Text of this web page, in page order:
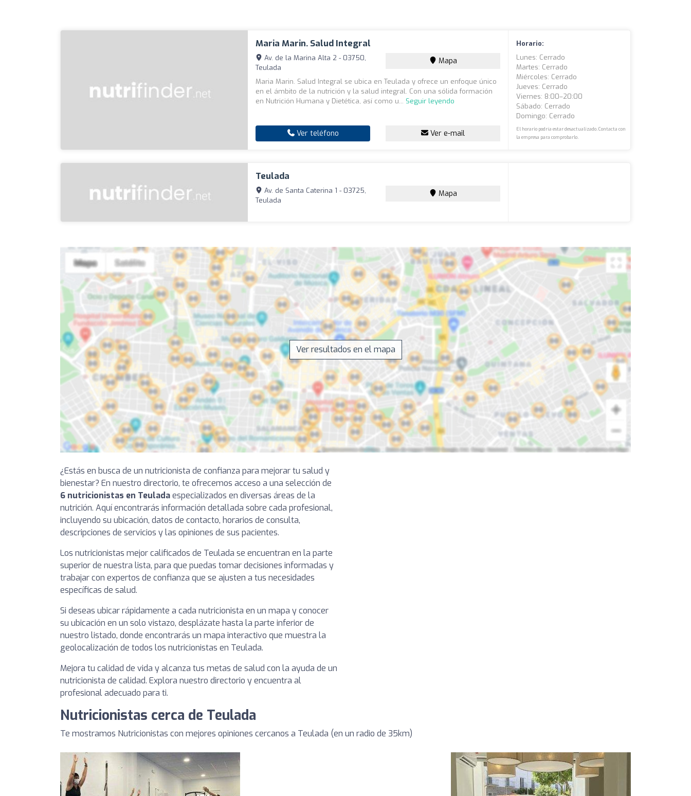
Maria Marin. Salud Integral
Av. de la Marina Alta 2 - 03750,
Teulada
Mapa
Maria Marin. Salud Integral se ubica en Teulada y ofrece un enfoque único
en el ámbito de la nutrición y la salud integral. Con una sólida formación
en Nutrición Humana y Dietética, así como u... Seguir leyendo
Ver teléfono Ver e-mail
Horario:
Lunes: Cerrado
Martes: Cerrado
Miércoles: Cerrado
Jueves: Cerrado
Viernes: 8:00–20:00
Sábado: Cerrado
Domingo: Cerrado
El horario podría estar desactualizado. Contacta con
la empresa para comprobarlo.
Teulada
Av. de Santa Caterina 1 - 03725,
Teulada
Mapa
Ver resultados en el mapa
¿Estás en busca de un nutricionista de confianza para mejorar tu salud y
bienestar? En nuestro directorio, te ofrecemos acceso a una selección de
6 nutricionistas en Teuladaespecializados en diversas áreas de la
nutrición. Aquí encontrarás información detallada sobre cada profesional,
incluyendo su ubicación, datos de contacto, horarios de consulta,
descripciones de servicios y las opiniones de sus pacientes.
Los nutricionistas mejor calificados de Teulada se encuentran en la parte
superior de nuestra lista, para que puedas tomar decisiones informadas y
trabajar con expertos de confianza que se ajusten a tus necesidades
específicas de salud.
Si deseas ubicar rápidamente a cada nutricionista en un mapa y conocer
su ubicación en un solo vistazo, desplázate hasta la parte inferior de
nuestro listado, donde encontrarás un mapa interactivo que muestra la
geolocalización de todos los nutricionistas en Teulada.
Mejora tu calidad de vida y alcanza tus metas de salud con la ayuda de un
nutricionista de calidad. Explora nuestro directorio y encuentra al
profesional adecuado para ti.
Nutricionistas cerca de Teulada
Te mostramos Nutricionistas con mejores opiniones cercanos a Teulada (en un radio de 35km)